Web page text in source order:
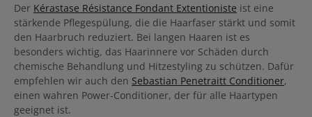
Der Kérastase Résistance Fondant Extentioniste ist eine
stärkende Pflegespülung, die die Haarfaser stärkt und somit
den Haarbruch reduziert. Bei langen Haaren ist es
besonders wichtig, das Haarinnere vor Schäden durch
chemische Behandlung und Hitzestyling zu schützen. Dafür
empfehlen wir auch den Sebastian Penetraitt Conditioner,
einen wahren Power-Conditioner, der für alle Haartypen
geeignet ist.